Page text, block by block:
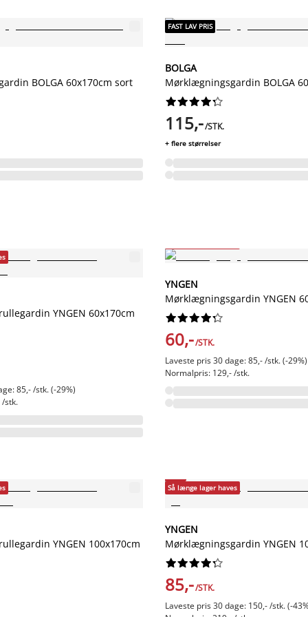
BOLGA 60x170cm sort
FAST LAV PRIS
BOLGA
Mørklægningsgardin BOLGA






115,-/STK.
+ flere størrelser
YNGEN 60x170cm
85,- /stk. (-29%)
stk.
YNGEN
Mørklægningsgardin YNGEN






60,-/STK.
Laveste pris 30 dage: 85,- /stk. (-29%)
Normalpris: 129,- /stk.
YNGEN 100x170cm
Så længe lager haves
YNGEN
Mørklægningsgardin YNGEN






85,-/STK.
Laveste pris 30 dage: 150,- /stk. (-